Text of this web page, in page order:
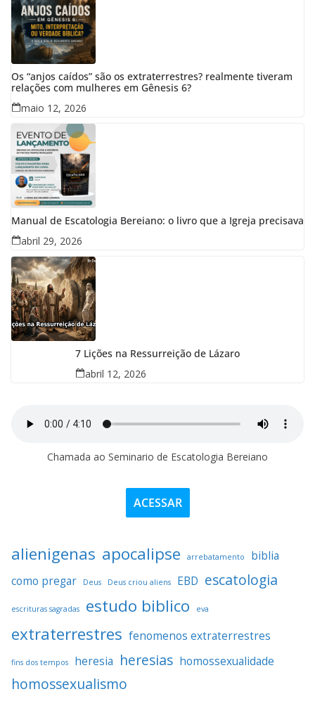
Os “anjos caídos” são os extraterrestres? realmente tiveram
relações com mulheres em Gênesis 6?
maio 12, 2026
Manual de Escatologia Bereiano: o livro que a Igreja precisava
abril 29, 2026
7 Lições na Ressurreição de Lázaro
abril 12, 2026
Chamada ao Seminario de Escatologia Bereiano
ACESSAR
alienigenas apocalipse arrebatamento
biblia
como pregar
Deus Deus criou aliens EBD escatologia
escrituras sagradas estudo biblico eva
extraterrestres fenomenos extraterrestres
fins dos tempos heresia heresias homossexualidade
homossexualismo